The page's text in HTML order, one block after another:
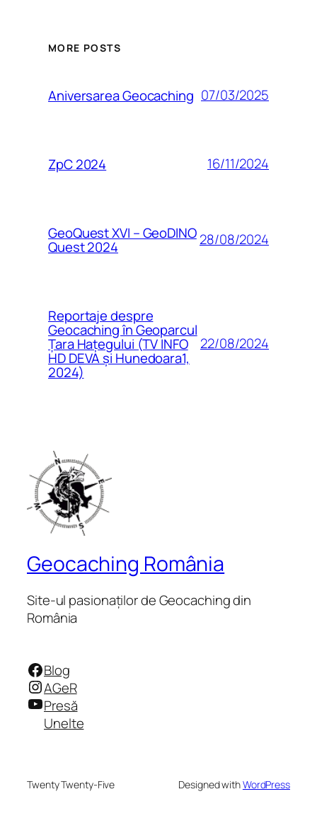
MORE POSTS
Aniversarea Geocaching 07/03/2025
ZpC 2024 16/11/2024
GeoQuest XVI – GeoDINO
Quest 2024 28/08/2024
Reportaje despre
Geocaching în Geoparcul
Țara Hațegului (TV INFO
HD DEVA și Hunedoara1,
2024)
22/08/2024
Geocaching România
Site-ul pasionaților de Geocaching din
România
Facebook
Instagram
YouTube
Blog
AGeR
Presă
Unelte
Twenty Twenty-Five Designed withWordPress